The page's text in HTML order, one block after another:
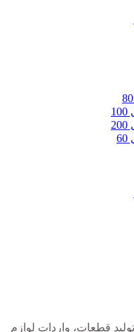
در زمینه تولید قطعات، واردات لوازم